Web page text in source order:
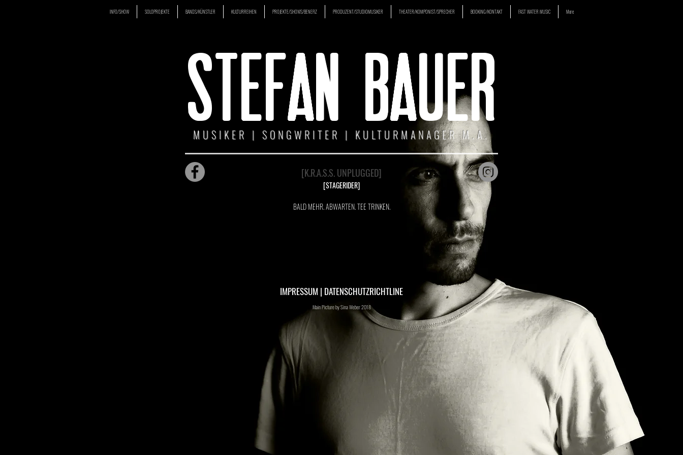
INFO/SHOW SOLOPROJEKTE BANDS/KÜNSTLER KULTURREIHEN PROJEKTE/SHOWS/BENEFIZ PRODUZENT/STUDIOMUSIKER THEATER/KOMPONIST/SPRECHER BOOKING/KONTAKT FAST WATER MUSIC More
[K.R.A.S.S. UNPLUGGED]
[STAGERIDER]
BALD MEHR. ABWARTEN. TEE TRINKEN.
STEFAN BAUER
MUSIKER | SONGWRITER | KULTURMANAGER M.A.
IMPRESSUM | DATENSCHUTZRICHTLINE
Main Picture by Sina Weber 2018